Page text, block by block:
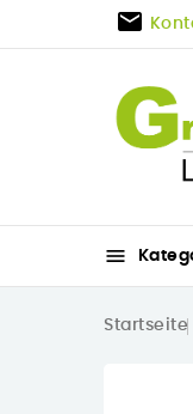


Startseite